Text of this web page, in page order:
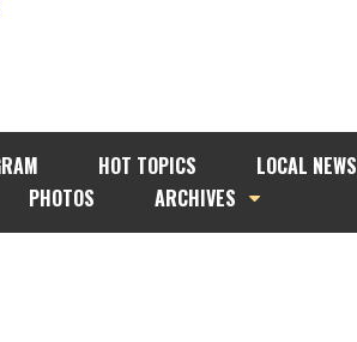
HOT TOPICS
LOCAL NEWS
PHOTOS ARCHIVES